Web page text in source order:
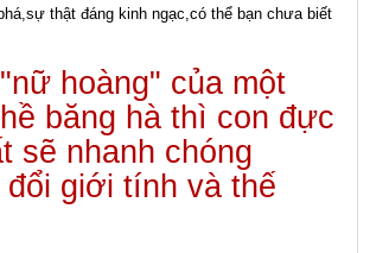
hoàng" của một
băng hà thì con đực
sẽ nhanh chóng
đổi giới tính và thế